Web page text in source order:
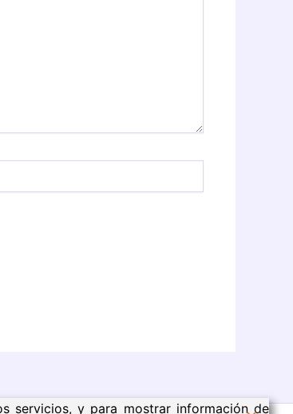
servicios, y para mostrar información de